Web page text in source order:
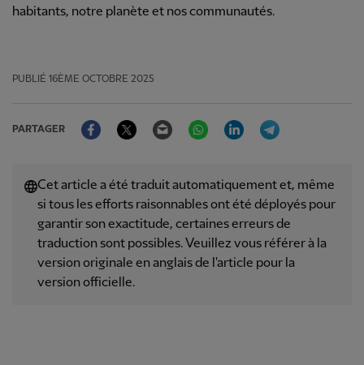
habitants, notre planète et nos communautés.
PUBLIÉ 16ÈME OCTOBRE 2025
PARTAGER
FacebookTwitter Email WhatsAppLinkedIn
Cet article a été traduit automatiquement et, même
si tous les efforts raisonnables ont été déployés pour
garantir son exactitude, certaines erreurs de
traduction sont possibles. Veuillez vous référer à la
version originale en anglais de l'article pour la
version officielle.